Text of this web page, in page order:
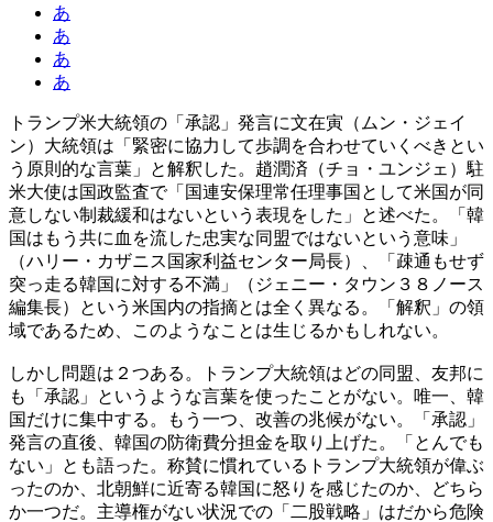
あ
あ
あ
あ
トランプ米大統領の「承認」発言に文在寅（ムン・ジェイ
ン）大統領は「緊密に協力して歩調を合わせていくべきとい
う原則的な言葉」と解釈した。趙潤済（チョ・ユンジェ）駐
米大使は国政監査で「国連安保理常任理事国として米国が同
意しない制裁緩和はないという表現をした」と述べた。「韓
国はもう共に血を流した忠実な同盟ではないという意味」
（ハリー・カザニス国家利益センター局長）、「疎通もせず
突っ走る韓国に対する不満」（ジェニー・タウン３８ノース
編集長）という米国内の指摘とは全く異なる。「解釈」の領
域であるため、このようなことは生じるかもしれない。
しかし問題は２つある。トランプ大統領はどの同盟、友邦に
も「承認」というような言葉を使ったことがない。唯一、韓
国だけに集中する。もう一つ、改善の兆候がない。「承認」
発言の直後、韓国の防衛費分担金を取り上げた。「とんでも
ない」とも語った。称賛に慣れているトランプ大統領が偉ぶ
ったのか、北朝鮮に近寄る韓国に怒りを感じたのか、どちら
か一つだ。主導権がない状況での「二股戦略」はだから危険